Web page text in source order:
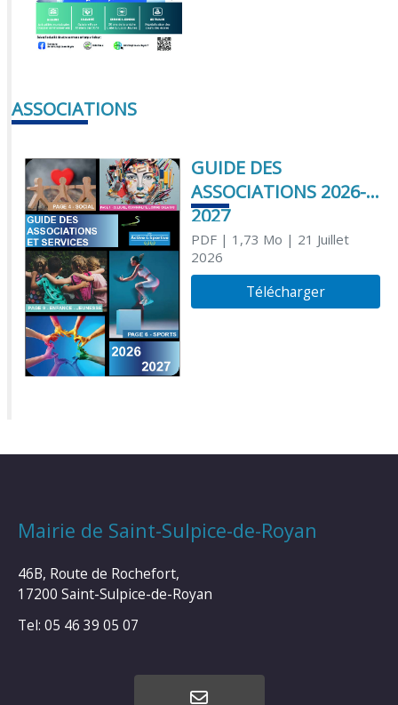
ASSOCIATIONS
GUIDE DES
ASSOCIATIONS 2026-
2027
PDF| 1,73 Mo | 21 Juillet
2026
Télécharger
Mairie de Saint-Sulpice-de-Royan
46B, Route de Rochefort,
17200 Saint-Sulpice-de-Royan
Tel: 05 46 39 05 07